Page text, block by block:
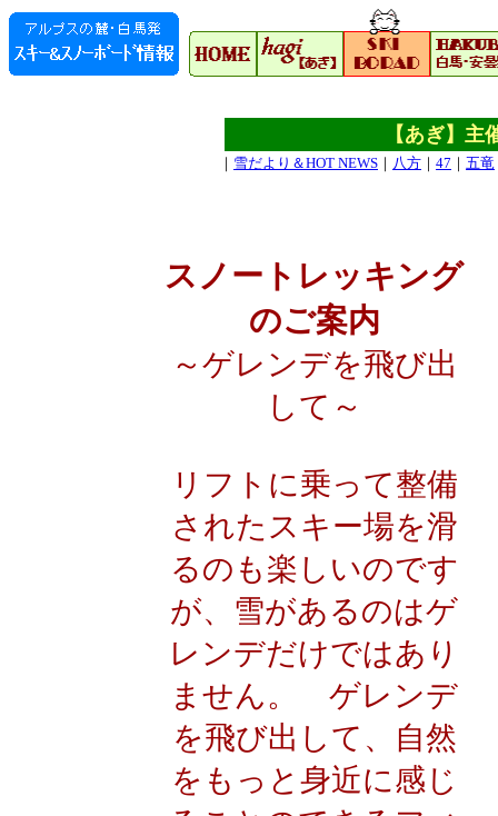
【あぎ】
｜ 雪だより＆HOT NEWS ｜ 八方 ｜ 47 ｜ 五竜
スノートレッキング
のご案内
～ゲレンデを飛び出
して～
リフトに乗って整備
されたスキー場を滑
るのも楽しいのです
が、雪があるのはゲ
レンデだけではあり
ません。 ゲレンデ
を飛び出して、自然
をもっと身近に感じ